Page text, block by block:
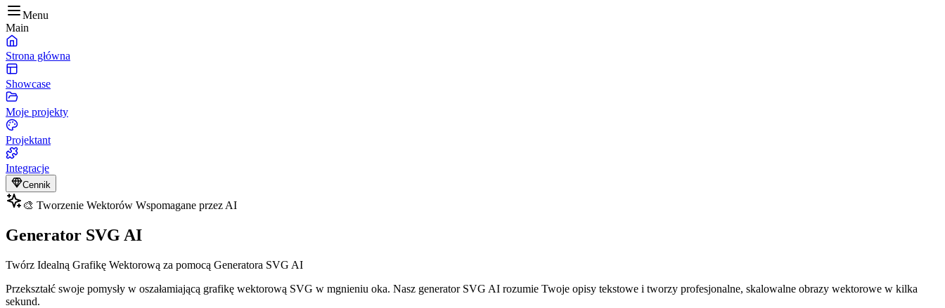
Menu
Main
Strona główna
Showcase
Moje projekty
Projektant
Integracje
Cennik
🎨 Tworzenie Wektorów Wspomagane przez AI
Generator SVG AI
Twórz Idealną Grafikę Wektorową za pomocą Generatora SVG AI
Przekształć swoje pomysły w oszałamiającą grafikę wektorową SVG w mgnieniu oka. Nasz generator SVG AI rozumie Twoje opisy tekstowe i tworzy profesjonalne, skalowalne obrazy wektorowe w kilka
sekund.